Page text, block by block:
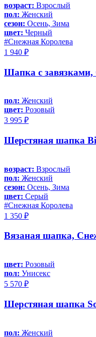
возраст: Взрослый
пол: Женский
сезон: Осень, Зима
цвет: Черный
#Снежная Королева
1 940 ₽
Шапка с
пол: Женский
цвет: Розовый
3 995 ₽
Шерстяная шапка
возраст: Взрослый
пол: Женский
сезон: Осень, Зима
цвет: Серый
#Снежная Королева
1 350 ₽
Вязаная шапка,
цвет: Розовый
пол: Унисекс
5 570 ₽
Шерстяная шапка
пол: Женский